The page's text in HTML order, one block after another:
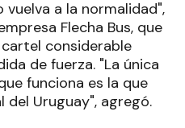
a la normalidad",
Flecha Bus, que
considerable
de fuerza. "La única
funciona es la que
del Uruguay", agregó.